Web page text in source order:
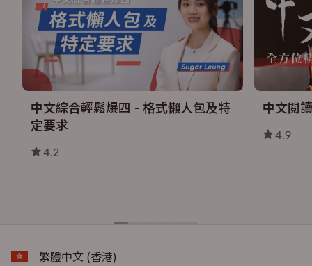
中文綜合輕鬆爆四 - 格式懶人包及特
定要求
4.2
中文閲
4.9
繁體中文 (香港)